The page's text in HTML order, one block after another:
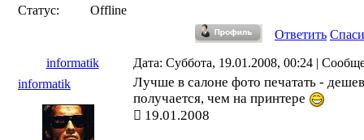
Статус:
Offline
Ответить
informatik
Дата: Суббота, 19.01.2008, 00:24 |
informatik
Лучше в салоне фото печатать -
получается, чем на принтере
19.01.2008